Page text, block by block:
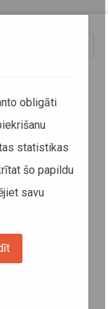
loceklim
ērtāk
karti
loceklim
obligāti
statistikas
šo papildu
savu